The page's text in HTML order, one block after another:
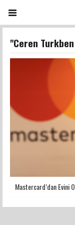
"Ceren
Mastercard’dan Evini